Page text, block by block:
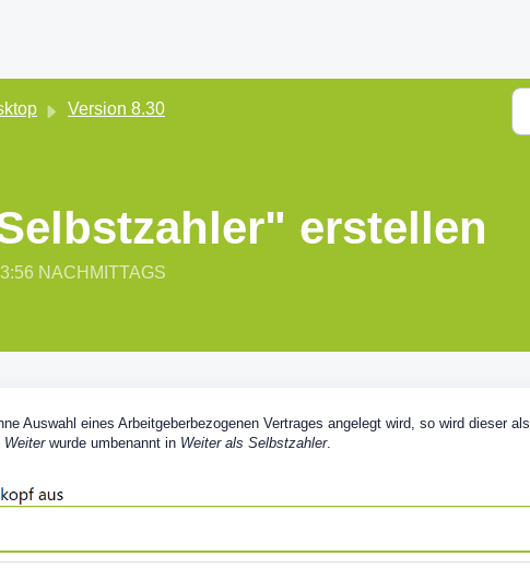
Version 8.30
erstellen
NACHMITTAGS
Auswahl eines Arbeitgeberbezogenen Vertrages angelegt wird, so wird dieser als
Weiter wurde umbenannt in Weiter als Selbstzahler.